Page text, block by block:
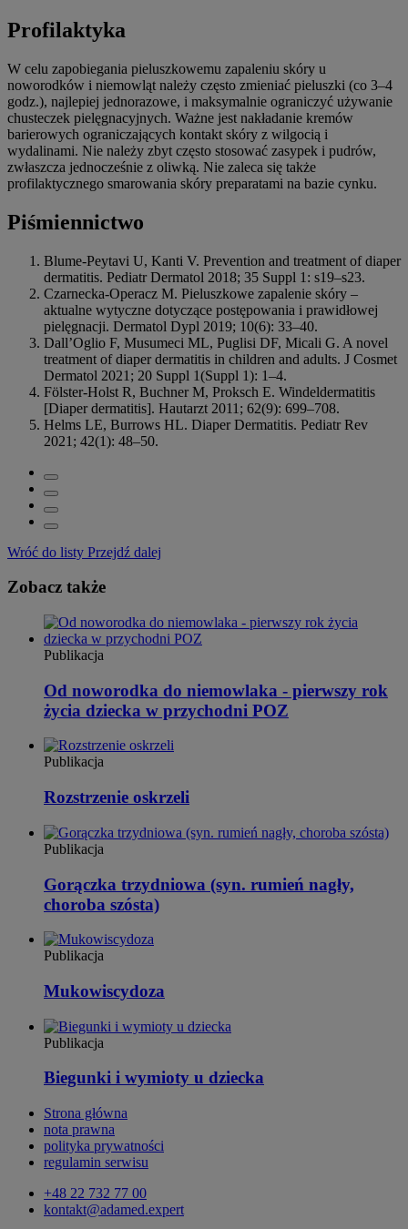
Profilaktyka
W celu zapobiegania pieluszkowemu zapaleniu skóry u
noworodków i niemowląt należy często zmieniać pieluszki (co 3–4
godz.), najlepiej jednorazowe, i maksymalnie ograniczyć używanie
chusteczek pielęgnacyjnych. Ważne jest nakładanie kremów
barierowych ograniczających kontakt skóry z wilgocią i
wydalinami. Nie należy zbyt często stosować zasypek i pudrów,
zwłaszcza jednocześnie z oliwką. Nie zaleca się także
profilaktycznego smarowania skóry preparatami na bazie cynku.
Piśmiennictwo
Blume-Peytavi U, Kanti V. Prevention and treatment of diaper
dermatitis. Pediatr Dermatol 2018; 35 Suppl 1: s19–s23.
Czarnecka-Operacz M. Pieluszkowe zapalenie skóry –
aktualne wytyczne dotyczące postępowania i prawidłowej
pielęgnacji. Dermatol Dypl 2019; 10(6): 33–40.
Dall’Oglio F, Musumeci ML, Puglisi DF, Micali G. A novel
treatment of diaper dermatitis in children and adults. J Cosmet
Dermatol 2021; 20 Suppl 1(Suppl 1): 1–4.
Fölster-Holst R, Buchner M, Proksch E. Windeldermatitis
[Diaper dermatitis]. Hautarzt 2011; 62(9): 699–708.
Helms LE, Burrows HL. Diaper Dermatitis. Pediatr Rev
2021; 42(1): 48–50.
Wróć do listy Przejdź dalej
Zobacz także
Publikacja
Od noworodka do niemowlaka - pierwszy rok
życia dziecka w przychodni POZ
Publikacja
Rozstrzenie oskrzeli
Publikacja
Gorączka trzydniowa (syn. rumień nagły,
choroba szósta)
Publikacja
Mukowiscydoza
Publikacja
Biegunki i wymioty u dziecka
Strona główna
nota prawna
polityka prywatności
regulamin serwisu
+48 22 732 77 00
kontakt@adamed.expert